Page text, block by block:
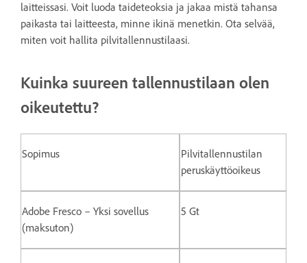
laitteissasi. Voit luoda taideteoksia ja jakaa mistä tahansa
paikasta tai laitteesta, minne ikinä menetkin. Ota selvää,
miten voit hallita pilvitallennustilaasi.
Kuinka suureen tallennustilaan olen
oikeutettu?
Sopimus
Pilvitallennustilan
peruskäyttöoikeus
Adobe Fresco – Yksi sovellus
(maksuton)
5 Gt